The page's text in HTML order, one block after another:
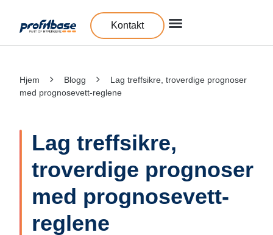
Kontakt
Hjem Blogg
Lag treffsikre, troverdige prognoser
med prognosevett-reglene
Lag treffsikre,
troverdige prognoser
med prognosevett-
reglene